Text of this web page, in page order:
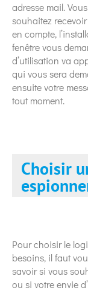
adresse mail.
souhaitez
en compte,
fenêtre vous
d’utilisation va
qui vous sera
ensuite votre
tout moment.
Choisir
Pour choisir le
besoins, il faut
savoir si vous
ou si votre envie